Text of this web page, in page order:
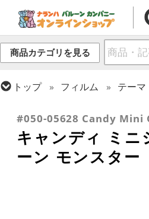
商品カテゴリを見る
トップ フィルム テーマ
ハロウィン・オータム(秋)
#050-05628 Candy Mini
キャンディ ミニ
ーン モンスター